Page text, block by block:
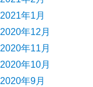
2021年1月
2020年12月
2020年11月
2020年10月
2020年9月